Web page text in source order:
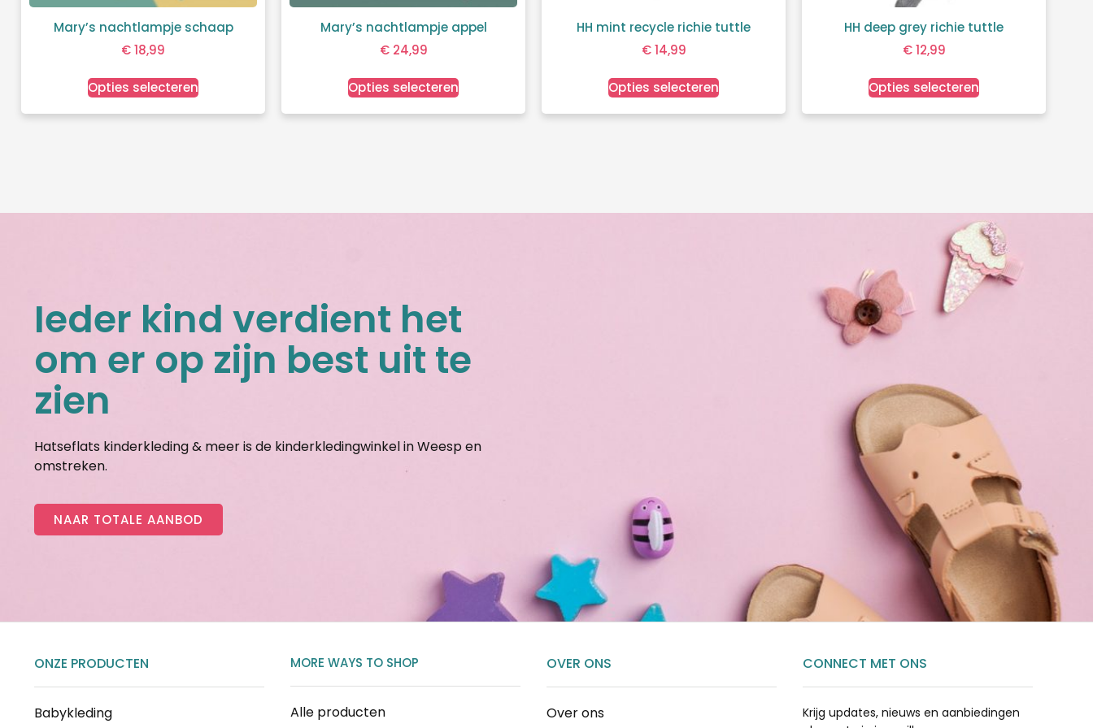
Mary’s nachtlampje schaap
€18,99
Opties selecteren
Mary’s nachtlampje appel
€24,99
Opties selecteren
HH mint recycle richie tuttle
€14,99
Opties selecteren
HH deep grey richie tuttle
€12,99
Opties selecteren
Ieder kind verdient het
om er op zijn best uit te
zien
Hatseflats kinderkleding & meer is de kinderkledingwinkel in Weesp en
omstreken.
NAAR TOTALE AANBOD
ONZE PRODUCTEN
Babykleding
MORE WAYS TO SHOP
Alle producten
OVER ONS
Over ons
CONNECT MET ONS
Krijg updates, nieuws en aanbiedingen